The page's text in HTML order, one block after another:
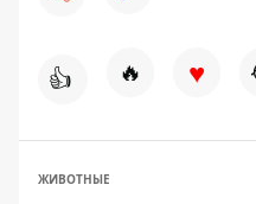
👍 🔥 ♥
ЖИВОТНЫЕ